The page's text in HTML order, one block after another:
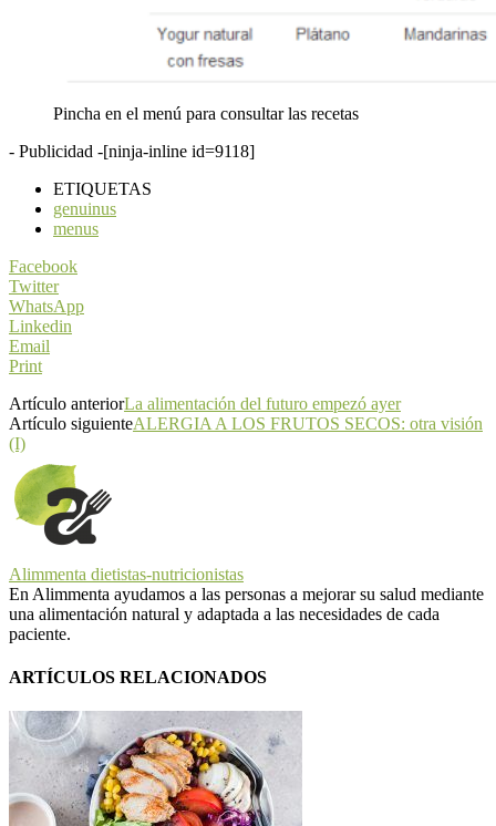
Pincha en el menú para consultar las recetas
- Publicidad -[ninja-inline id=9118]
ETIQUETAS
genuinus
menus
Facebook
Twitter
WhatsApp
Linkedin
Email
Print
Artículo anteriorLa alimentación del futuro empezó ayer
Artículo siguienteALERGIA A LOS FRUTOS SECOS: otra visión
(I)
Alimmenta dietistas-nutricionistas
En Alimmenta ayudamos a las personas a mejorar su salud mediante
una alimentación natural y adaptada a las necesidades de cada
paciente.
ARTÍCULOS RELACIONADOS